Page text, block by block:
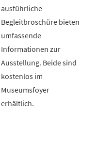
ausführliche
Begleitbroschüre bieten
umfassende
Informationen zur
Ausstellung. Beide sind
kostenlos im
Museumsfoyer
erhältlich.